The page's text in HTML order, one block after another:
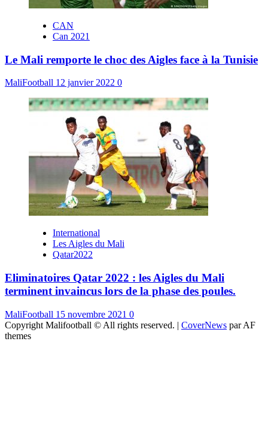
CAN
Can 2021
Le Mali remporte le choc des Aigles face à la Tunisie
MaliFootball 12 janvier 2022 0
International
Les Aigles du Mali
Qatar2022
Eliminatoires Qatar 2022 : les Aigles du Mali
terminent invaincus lors de la phase des poules.
MaliFootball 15 novembre 2021 0
Copyright Malifootball © All rights reserved. | CoverNews par AF
themes